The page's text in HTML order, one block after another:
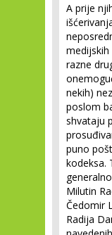
A prije
medijskih
razne
nekih)
poslom
shvataju
puno
kodeksa.
Milutin
Čedomir
Radija